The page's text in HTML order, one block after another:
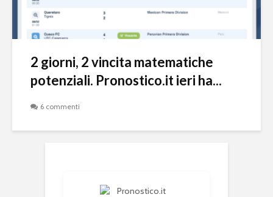
2 giorni, 2 vincita matematiche
potenziali. Pronostico.it ieri ha...
6 commenti